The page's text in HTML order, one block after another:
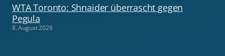
WTA Toronto: Shnaider überrascht gegen
Pegula
8. August 2026